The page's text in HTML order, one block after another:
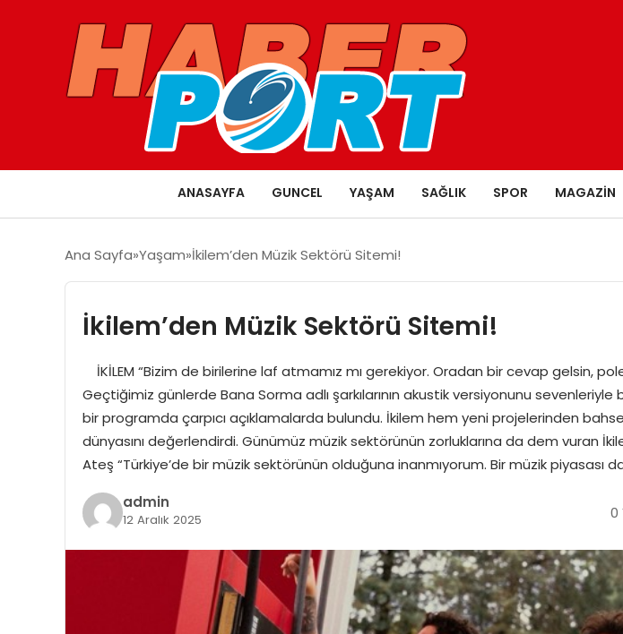
ANASAYFA GUNCEL YAŞAM SAĞLIK SPOR MAGAZIN
Ana Sayfa Yaşam İkilem’den Müzik Sektörü Sitemi!
İkilem’den Müzik Sektörü Sitemi!
İKİLEM “Bizim de birilerine laf atmamız mı gerekiyor. Oradan bir cevap gelsin,
Geçtiğimiz günlerde Bana Sorma adlı şarkılarının akustik versiyonunu sevenleriyle
bir programda çarpıcı açıklamalarda bulundu. İkilem hem yeni projelerinden
dünyasını değerlendirdi. Günümüz müzik sektörünün zorluklarına da dem vuran
Ateş “Türkiye’de bir müzik sektörünün olduğuna inanmıyorum. Bir müzik piyasası
admin
12 Aralık 2025 0